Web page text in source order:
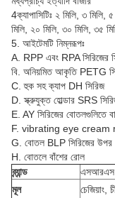
4ক্যাপাসিটিঃ ২ মিলি, ৩ মিলি,
মিলি, ২০ মিলি, ৩০ মিলি, ৩৫
5. আইটেমটি নিম্নরূপঃ
A. RPP এবং RPA সিরিজের
বি. অনিয়মিত আকৃতি PETG
C. হুক সহ ক্যাপ DH সিরিজ
D. স্ক্রুযুক্ত হোল্ডার SRS
E. AY সিরিজের বোতলগুলিতে
F. vibrating eye cream
G. বোতল BLP সিরিজের উপর
H. বোতলে বাঁশের রোল
ব্র্যান্ড
এসআরএস
মূল
চেজিয়াং,